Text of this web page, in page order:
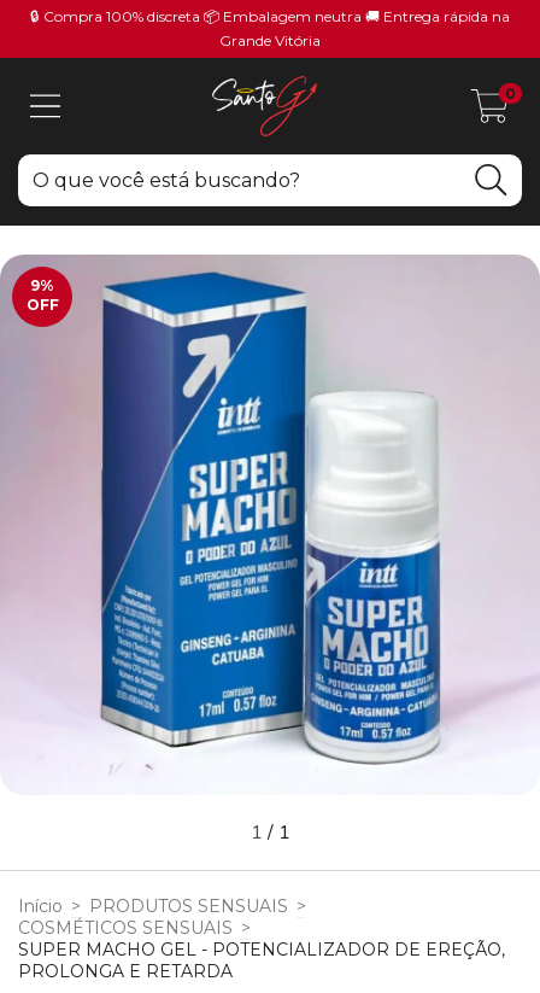
🔒 Compra 100% discreta 📦 Embalagem neutra 🚚 Entrega rápida na
Grande Vitória
0
9%
OFF
1/ 1
Início > PRODUTOS SENSUAIS >
COSMÉTICOS SENSUAIS >
SUPER MACHO GEL - POTENCIALIZADOR DE EREÇÃO,
PROLONGA E RETARDA